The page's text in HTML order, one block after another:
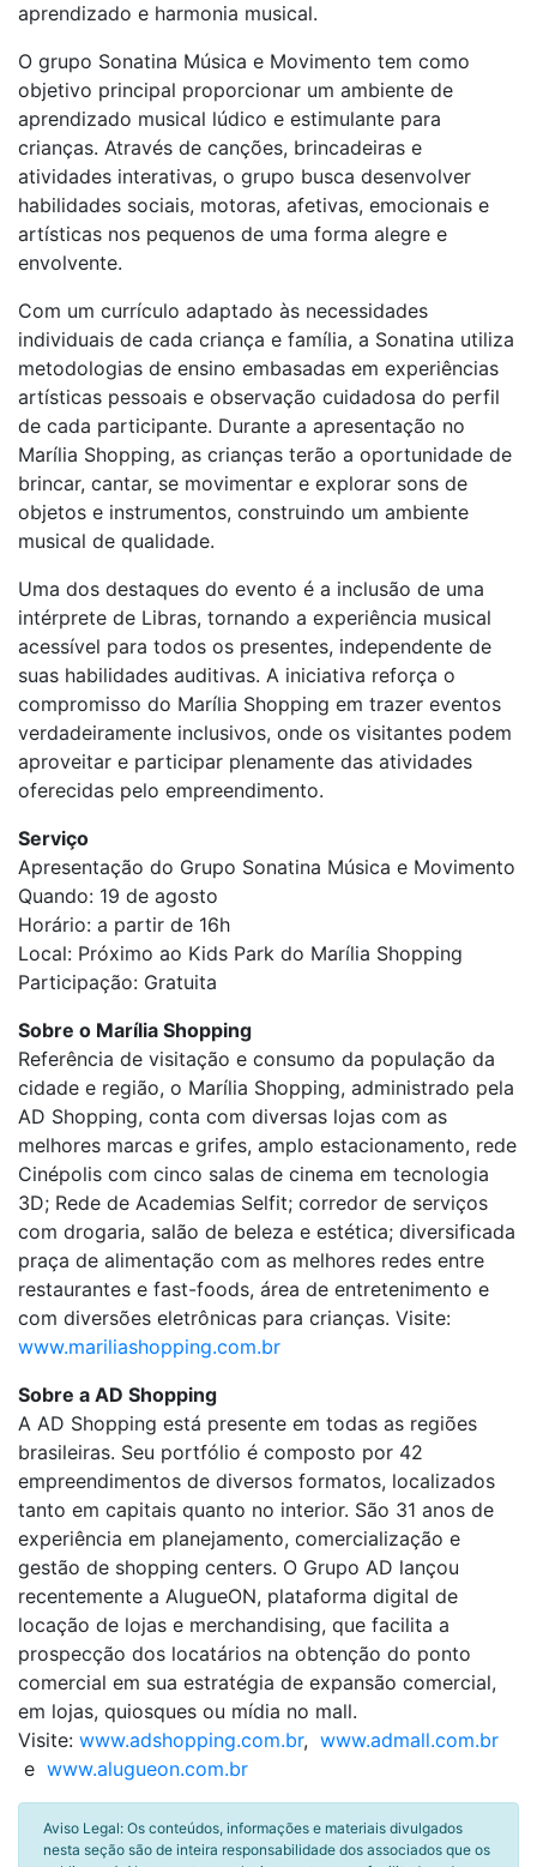
aprendizado e harmonia musical.
O grupo Sonatina Música e Movimento tem como
objetivo principal proporcionar um ambiente de
aprendizado musical lúdico e estimulante para
crianças. Através de canções, brincadeiras e
atividades interativas, o grupo busca desenvolver
habilidades sociais, motoras, afetivas, emocionais e
artísticas nos pequenos de uma forma alegre e
envolvente.
Com um currículo adaptado às necessidades
individuais de cada criança e família, a Sonatina utiliza
metodologias de ensino embasadas em experiências
artísticas pessoais e observação cuidadosa do perfil
de cada participante. Durante a apresentação no
Marília Shopping, as crianças terão a oportunidade de
brincar, cantar, se movimentar e explorar sons de
objetos e instrumentos, construindo um ambiente
musical de qualidade.
Uma dos destaques do evento é a inclusão de uma
intérprete de Libras, tornando a experiência musical
acessível para todos os presentes, independente de
suas habilidades auditivas. A iniciativa reforça o
compromisso do Marília Shopping em trazer eventos
verdadeiramente inclusivos, onde os visitantes podem
aproveitar e participar plenamente das atividades
oferecidas pelo empreendimento.
Serviço
Apresentação do Grupo Sonatina Música e Movimento
Quando: 19 de agosto
Horário: a partir de 16h
Local: Próximo ao Kids Park do Marília Shopping
Participação: Gratuita
Sobre o Marília Shopping
Referência de visitação e consumo da população da
cidade e região, o Marília Shopping, administrado pela
AD Shopping, conta com diversas lojas com as
melhores marcas e grifes, amplo estacionamento, rede
Cinépolis com cinco salas de cinema em tecnologia
3D; Rede de Academias Selfit; corredor de serviços
com drogaria, salão de beleza e estética; diversificada
praça de alimentação com as melhores redes entre
restaurantes e fast-foods, área de entretenimento e
com diversões eletrônicas para crianças. Visite:
www.mariliashopping.com.br
Sobre a AD Shopping
A AD Shopping está presente em todas as regiões
brasileiras. Seu portfólio é composto por 42
empreendimentos de diversos formatos, localizados
tanto em capitais quanto no interior. São 31 anos de
experiência em planejamento, comercialização e
gestão de shopping centers. O Grupo AD lançou
recentemente a AlugueON, plataforma digital de
locação de lojas e merchandising, que facilita a
prospecção dos locatários na obtenção do ponto
comercial em sua estratégia de expansão comercial,
em lojas, quiosques ou mídia no mall.
Visite: www.adshopping.com.br, www.admall.com.br
e www.alugueon.com.br
Aviso Legal: Os conteúdos, informações e materiais divulgados
nesta seção são de inteira responsabilidade dos associados que os